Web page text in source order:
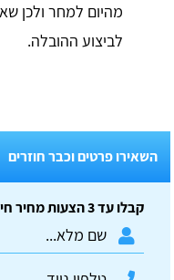
מהיום למחר ולכן
לביצוע ההובלה.
השאירו פרטים וכבר חוזרים
קבלו עד 3 הצעות מחיר חינם וללא התחייבות: